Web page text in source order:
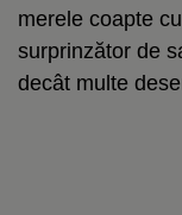
merele coapte
surprinzător de
decât multe